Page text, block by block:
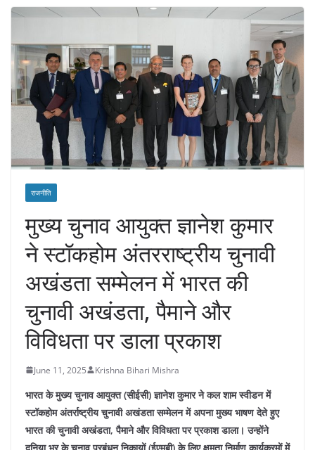
राजनीति
मुख्य चुनाव आयुक्त ज्ञानेश कुमार
ने स्टॉकहोम अंतरराष्ट्रीय चुनावी
अखंडता सम्मेलन में भारत की
चुनावी अखंडता, पैमाने और
विविधता पर डाला प्रकाश
June 11, 2025 Krishna Bihari Mishra
भारत के मुख्य चुनाव आयुक्त (सीईसी) ज्ञानेश कुमार ने कल शाम स्वीडन में
स्टॉकहोम अंतर्राष्ट्रीय चुनावी अखंडता सम्मेलन में अपना मुख्य भाषण देते हुए
भारत की चुनावी अखंडता, पैमाने और विविधता पर प्रकाश डाला। उन्होंने